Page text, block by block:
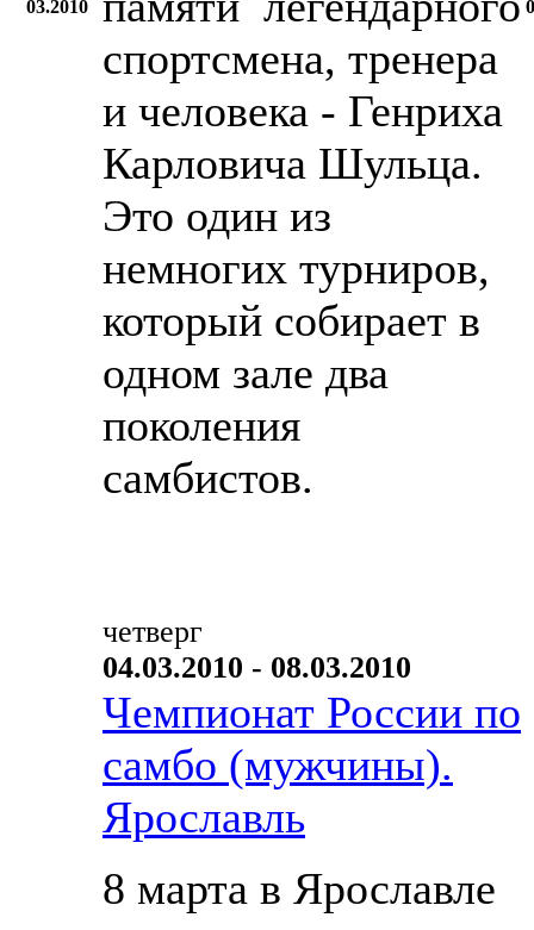
03.2010
спортсмена, тренера
и человека - Генриха
Карловича Шульца.
Это один из
немногих турниров,
который собирает в
одном зале два
поколения
самбистов.
четверг
04.03.2010 - 08.03.2010
Чемпионат России по
самбо (мужчины).
Ярославль
8 марта в Ярославле